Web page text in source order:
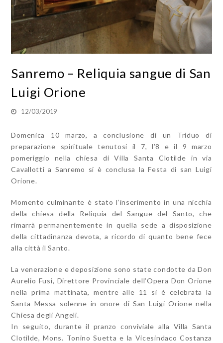
Sanremo – Reliquia sangue di San
Luigi Orione
12/03/2019
Domenica 10 marzo, a conclusione di un Triduo di
preparazione spirituale tenutosi il 7, l’8 e il 9 marzo
pomeriggio nella chiesa di Villa Santa Clotilde in via
Cavallotti a Sanremo si è conclusa la Festa di san Luigi
Orione.
Momento culminante è stato l’inserimento in una nicchia
della chiesa della Reliquia del Sangue del Santo, che
rimarrà permanentemente in quella sede a disposizione
della cittadinanza devota, a ricordo di quanto bene fece
alla città il Santo.
La venerazione e deposizione sono state condotte da Don
Aurelio Fusi, Direttore Provinciale dell’Opera Don Orione
nella prima mattinata, mentre alle 11 si è celebrata la
Santa Messa solenne in onore di San Luigi Orione nella
Chiesa degli Angeli.
In seguito, durante il pranzo conviviale alla Villa Santa
Clotilde, Mons. Tonino Suetta e la Vicesindaco Costanza